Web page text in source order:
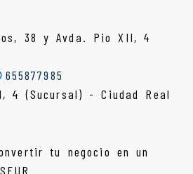
38 y Avda. Pio XII, 4
655877985
4 (Sucursal) - Ciudad Real